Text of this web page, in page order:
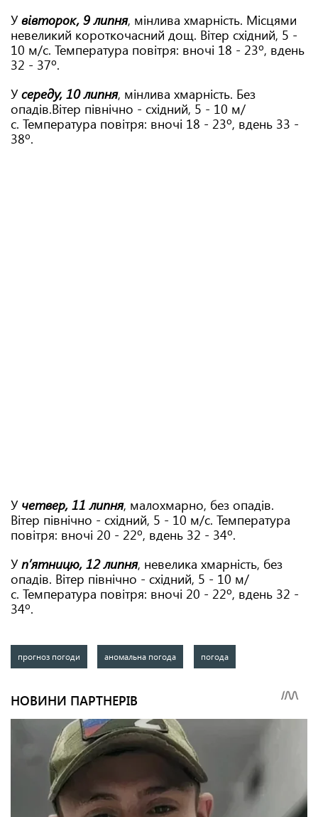
Увівторок, 9 липня, мінлива хмарність. Місцями
невеликий короткочасний дощ. Вітер східний, 5 -
10 м/с. Температура повітря: вночі 18 - 23º, вдень
32 - 37º.
Усереду, 10 липня, мінлива хмарність. Без
опадів.Вітер північно - східний, 5 - 10 м/
с. Температура повітря: вночі 18 - 23º, вдень 33 -
38º.
У четвер, 11 липня, малохмарно, без опадів.
Вітер північно - східний, 5 - 10 м/с. Температура
повітря: вночі 20 - 22º, вдень 32 - 34º.
Уп’ятницю, 12 липня, невелика хмарність, без
опадів. Вітер північно - східний, 5 - 10 м/
с. Температура повітря: вночі 20 - 22º, вдень 32 -
34º.
прогноз погоди аномальна погода погода